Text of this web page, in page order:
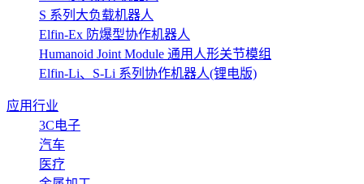
S 系列大负载机器人
Elfin-Ex 防爆型协作机器人
Humanoid Joint Module 通用人形关节模组
Elfin-Li、S-Li 系列协作机器人(锂电版)
应用行业
3C电子
汽车
医疗